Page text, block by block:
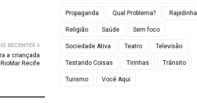
RECENTES
a criançada
Recife
Propaganda Qual Problema? Rapidinha
Religião Saúde Sem foco
Sociedade Ativa Teatro Televisão
Testando Coisas Tirinhas Trânsito
Turismo Você Aqui